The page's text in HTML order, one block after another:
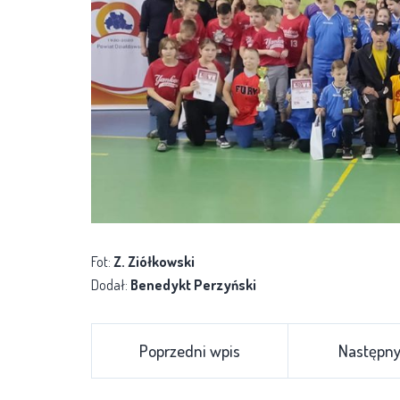
Fot: Z. Ziółkowski
Dodał: Benedykt Perzyński
Poprzedni wpis